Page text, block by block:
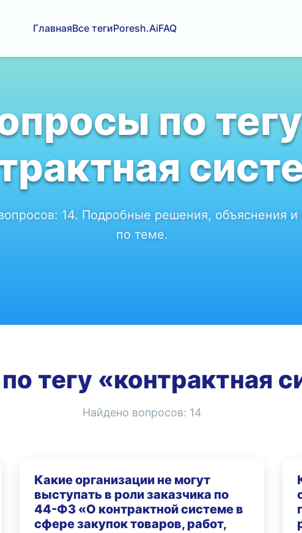
ГлавнаяВсе тегиPoresh.AiFAQ
по
14. Подробные решения, объяснения и
по теме.
тегу «контрактная
Найдено вопросов: 14
Какие организации не могут
выступать в роли заказчика по
44-ФЗ «О контрактной системе в
сфере закупок товаров, работ,